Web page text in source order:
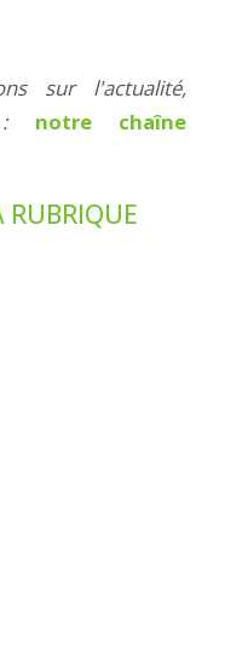
sur l'actualité,
: notre chaîne
RUBRIQUE